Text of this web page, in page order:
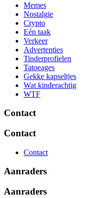
Memes
Nostalgie
Crypto
Eén taak
Verkeer
Advertenties
Tinderprofielen
Tatoeages
Gekke kapseltjes
Wat kinderachtig
WTF
Contact
Contact
Contact
Aanraders
Aanraders